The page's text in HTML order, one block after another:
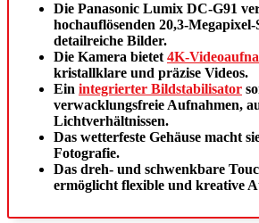
Die Panasonic Lumix DC-G91
hochauflösenden 20,3-
detailreiche Bilder.
Die Kamera bietet4K-
kristallklare und präzise Videos.
Ein integrierter Bildstabilisator
verwacklungsfreie Aufnahmen,
Lichtverhältnissen.
Das wetterfeste Gehäuse macht
Fotografie.
Das dreh- und schwenkbare
ermöglicht flexible und kreative